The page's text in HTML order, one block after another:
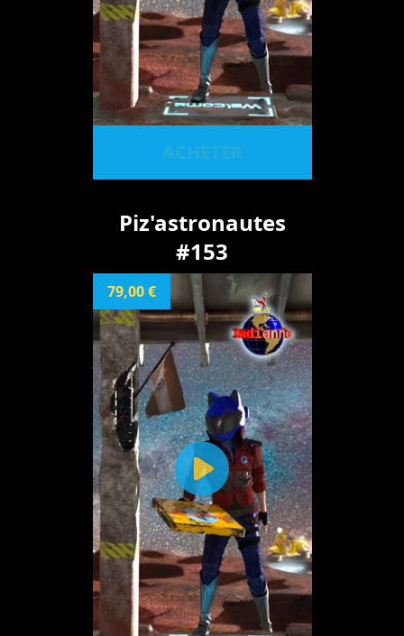
ACHETER
Piz'astronautes
#153
79,00 €